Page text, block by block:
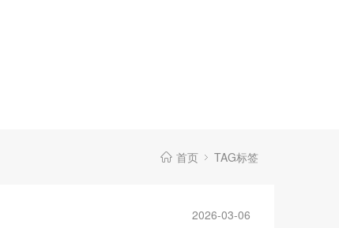
首页 TAG标签
2026-03-06